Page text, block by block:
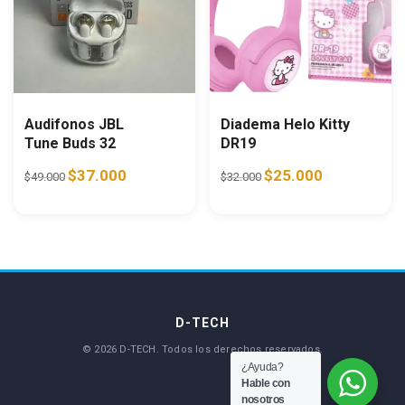
Audifonos JBL
Tune Buds 32
$49.000 Original price was: $49.000.
$37.000 Current price is: $37.000.
Diadema Helo Kitty
DR19
$32.000 Original price was:
$25.000
¿Ayuda?
Hable con
nosotros